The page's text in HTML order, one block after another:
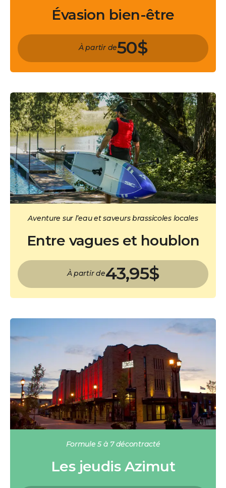
Évasion bien-être
À partir de50$
Aventure sur l’eau et saveurs brassicoles locales
Entre vagues et houblon
À partir de43,95$
Formule 5 à 7 décontracté
Les jeudis Azimut